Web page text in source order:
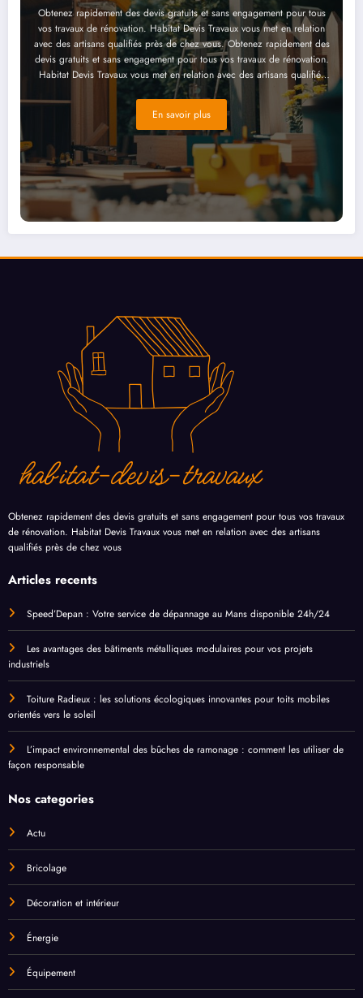
Obtenez rapidement des devis gratuits et sans engagement pour tous
vos travaux de rénovation. Habitat Devis Travaux vous met en relation
avec des artisans qualifiés près de chez vous. Obtenez rapidement des
devis gratuits et sans engagement pour tous vos travaux de rénovation.
Habitat Devis Travaux vous met en relation avec des artisans qualifiés
près de chez vous. Obtenez rapidement des devis gratuits et sans
engagement pour tous vos travaux de rénovation. Habitat Devis Travaux
vous met en relation avec des artisans qualifiés près de chez vous.
Obtenez rapidement des devis gratuits et sans engagement pour tous
vos travaux de rénovation. Habitat Devis Travaux vous met en relation
avec des artisans qualifiés près de chez vous. Obtenez rapidement des
devis gratuits et sans engagement pour tous vos travaux de rénovation.
Habitat Devis Travaux vous met en relation avec des artisans qualifiés
En savoir plus
Obtenez rapidement des devis gratuits et sans engagement pour tous vos travaux
de rénovation. Habitat Devis Travaux vous met en relation avec des artisans
qualifiés près de chez vous
Articles recents
Speed’Depan : Votre service de dépannage au Mans disponible 24h/24
Les avantages des bâtiments métalliques modulaires pour vos projets
industriels
Toiture Radieux : les solutions écologiques innovantes pour toits mobiles
orientés vers le soleil
L’impact environnemental des bûches de ramonage : comment les utiliser de
façon responsable
Nos categories
Actu
Bricolage
Décoration et intérieur
Énergie
Équipement